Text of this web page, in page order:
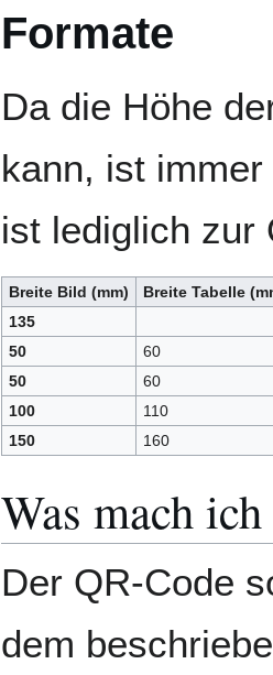
Formate
Da die Höhe
kann, ist
ist lediglich zur
Breite Bild (mm)
Breite Tabelle
135
50
60
50
60
100
110
150
160
Was mach
Der QR-Code
dem